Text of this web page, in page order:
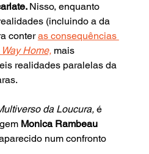
Nisso, enquanto
(incluindo a da
conter as consequências
Home, mais
realidades paralelas da
da Loucura, é
Monica Rambeau
num confronto